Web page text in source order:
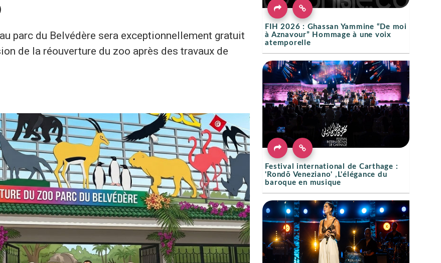
parc du Belvédère sera exceptionnellement gratuit
de la réouverture du zoo après des travaux de
FIH 2026 : Ghassan Yammine “De moi
à Aznavour” Hommage à une voix
atemporelle
Festival international de Carthage :
'Rondō Veneziano' ,L'élégance du
baroque en musique